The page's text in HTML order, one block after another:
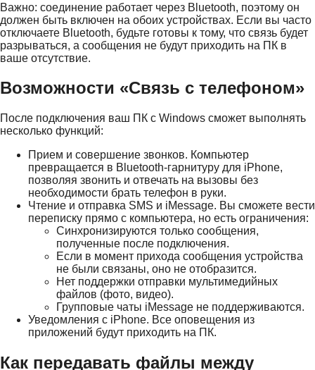
Важно: соединение работает через Bluetooth, поэтому он
должен быть включен на обоих устройствах. Если вы часто
отключаете Bluetooth, будьте готовы к тому, что связь будет
разрываться, а сообщения не будут приходить на ПК в
ваше отсутствие.
Возможности «Связь с телефоном»
После подключения ваш ПК с Windows сможет выполнять
несколько функций:
Прием и совершение звонков. Компьютер
превращается в Bluetooth-гарнитуру для iPhone,
позволяя звонить и отвечать на вызовы без
необходимости брать телефон в руки.
Чтение и отправка SMS и iMessage. Вы сможете вести
переписку прямо с компьютера, но есть ограничения:
Синхронизируются только сообщения,
полученные после подключения.
Если в момент прихода сообщения устройства
не были связаны, оно не отобразится.
Нет поддержки отправки мультимедийных
файлов (фото, видео).
Групповые чаты iMessage не поддерживаются.
Уведомления с iPhone. Все оповещения из
приложений будут приходить на ПК.
Как передавать файлы между